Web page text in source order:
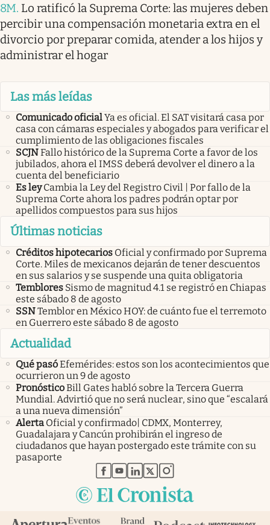
8M. Lo ratificó la Suprema Corte: las mujeres deben
percibir una compensación monetaria extra en el
divorcio por preparar comida, atender a los hijos y
administrar el hogar
Las más leídas
Comunicado oficialYa es oficial. El SAT visitará casa por
casa con cámaras especiales y abogados para verificar el
cumplimiento de las obligaciones fiscales
SCJNFallo histórico de la Suprema Corte a favor de los
jubilados, ahora el IMSS deberá devolver el dinero a la
cuenta del beneficiario
Es ley Cambia la Ley del Registro Civil | Por fallo de la
Suprema Corte ahora los padres podrán optar por
apellidos compuestos para sus hijos
Últimas noticias
Créditos hipotecarios Oficial y confirmado por Suprema
Corte. Miles de mexicanos dejarán de tener descuentos
en sus salarios y se suspende una quita obligatoria
Temblores Sismo de magnitud 4.1 se registró en Chiapas
este sábado 8 de agosto
SSNTemblor en México HOY: de cuánto fue el terremoto
en Guerrero este sábado 8 de agosto
Actualidad
Qué pasóEfemérides: estos son los acontecimientos que
ocurrieron un 9 de agosto
PronósticoBill Gates habló sobre la Tercera Guerra
Mundial. Advirtió que no será nuclear, sino que “escalará
a una nueva dimensión”
Alerta Oficial y confirmado| CDMX, Monterrey,
Guadalajara y Cancún prohibirán el ingreso de
ciudadanos que hayan postergado este trámite con su
pasaporte
abre en nueva pestaña
abre en nueva pestaña
abre en nueva pestaña
abre en nueva pestaña
abre en nueva pestaña